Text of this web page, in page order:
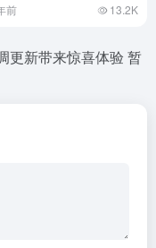
前 13.2K
更新带来惊喜体验 暂